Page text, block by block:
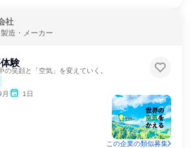
社
造・メーカー
験
の笑顔と「空気」を変えていく。
1日
この企業の類似募集